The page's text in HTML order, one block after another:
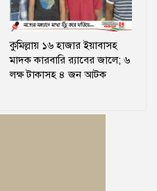
কুমিল্লায় ১৬ হাজার ইয়াবাসহ
মাদক কারবারি র‍্যাবের জালে; ৬
লক্ষ টাকাসহ ৪ জন আটক